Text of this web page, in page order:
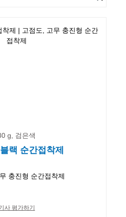
g, 검은색
랙 순간접착제
충진형 순간접착제
사 평가하기